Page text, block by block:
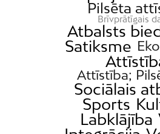
Pilsēta
Brīvprātīgais
Atbalsts
Satiksme
Attīstība;
Sociālais
Sports
Labklājība